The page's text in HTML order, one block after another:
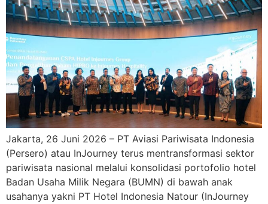
Jakarta, 26 Juni 2026 – PT Aviasi Pariwisata Indonesia
(Persero) atau InJourney terus mentransformasi sektor
pariwisata nasional melalui konsolidasi portofolio hotel
Badan Usaha Milik Negara (BUMN) di bawah anak
usahanya yakni PT Hotel Indonesia Natour (InJourney